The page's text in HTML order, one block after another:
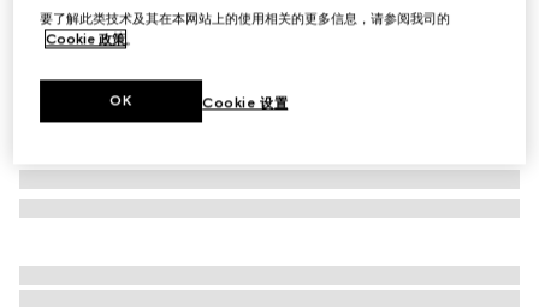
要了解此类技术及其在本网站上的使用相关的更多信息，请参阅我司的
Cookie 政策。
Cookie 设置
OK